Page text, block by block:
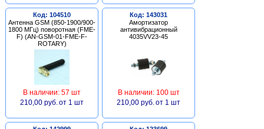
Код: 104510
Антенна GSM (850-1900/900-
1800 МГц) поворотная (FME-
F) (AN-GSM-01-FME-F-
ROTARY)
В наличии: 57 шт
210,00 руб. от 1 шт
Код: 143031
Амортизатор
антивибрационный
4035VV23-45
В наличии: 100 шт
210,00 руб. от 1 шт